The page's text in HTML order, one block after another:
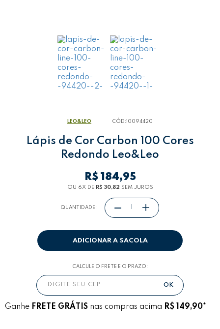
LEO&LEO CÓD: 10094420
Lápis de Cor Carbon 100 Cores
Redondo Leo&Leo
R$ 184,95
OU 6XDE R$ 30,82 SEM JUROS
QUANTIDADE:
ADICIONAR A SACOLA
CALCULE O FRETE E O PRAZO:
Ganhe FRETE GRÁTIS nas compras acima R$ 149,90*